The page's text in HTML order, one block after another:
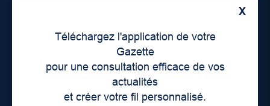
X
Téléchargez l'application de votre
Gazette
pour une consultation efficace de vos
actualités
et créer votre fil personnalisé.
Déontologie et confidentialité
Devenir partenaire
Lieux de distribution